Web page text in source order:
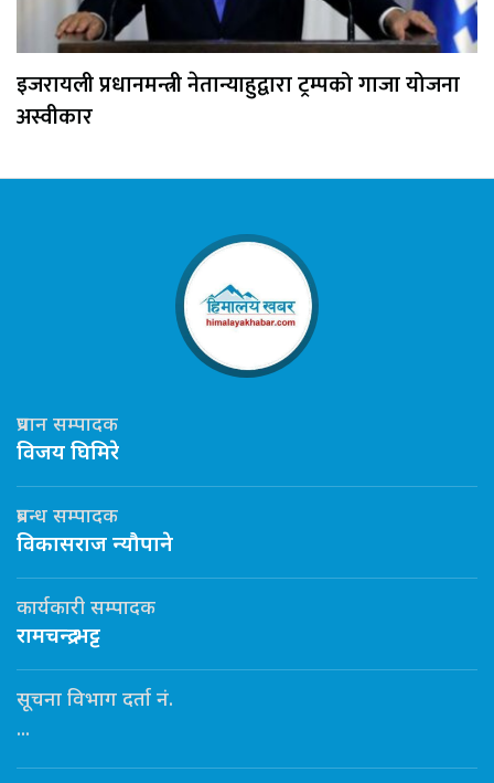
इजरायली प्रधानमन्त्री नेतान्याहुद्वारा ट्रम्पको गाजा योजना
अस्वीकार
प्रधान सम्पादक
विजय घिमिरे
प्रबन्ध सम्पादक
विकासराज न्यौपाने
कार्यकारी सम्पादक
रामचन्द्र भट्ट
सूचना विभाग दर्ता नं.
...